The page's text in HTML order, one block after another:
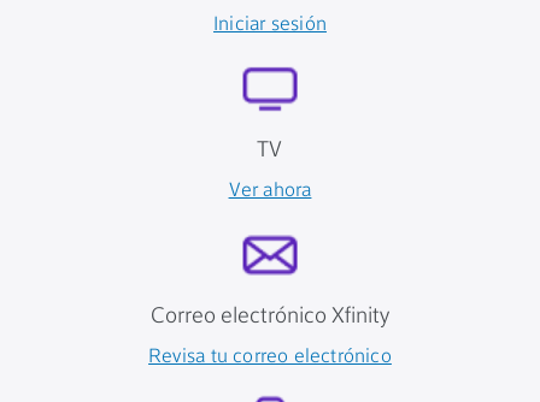
Iniciar sesión
TV
Ver ahora
Correo electrónico Xfinity
Revisa tu correo electrónico